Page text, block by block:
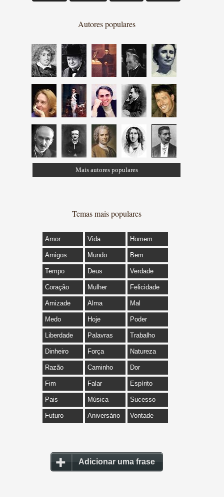
Autores populares
Mais autores populares
Temas mais populares
Amor Vida Homem
Amigos Mundo Bem
Tempo Deus Verdade
Coração Mulher Felicidade
Amizade Alma Mal
Medo Hoje Poder
Liberdade Palavras Trabalho
Dinheiro Força Natureza
Razão Caminho Dor
Fim Falar Espírito
Pais Música Sucesso
Futuro Aniversário Vontade
Adicionar uma frase